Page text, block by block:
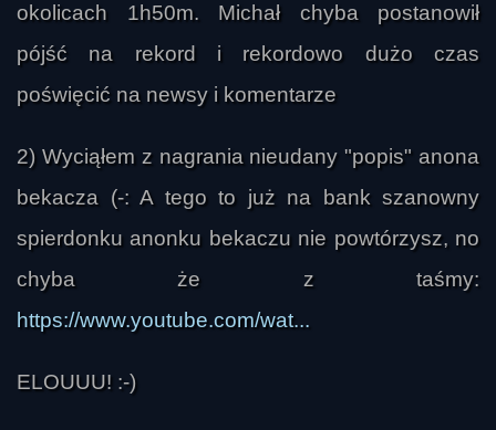
okolicach 1h50m. Michał chyba postanowił
pójść na rekord i rekordowo dużo czas
poświęcić na newsy i komentarze
2) Wyciąłem z nagrania nieudany "popis" anona
bekacza (-: A tego to już na bank szanowny
spierdonku anonku bekaczu nie powtórzysz, no
chyba że z taśmy:
https://www.youtube.com/wat...
ELOUUU! :-)
NajlepszyWilk